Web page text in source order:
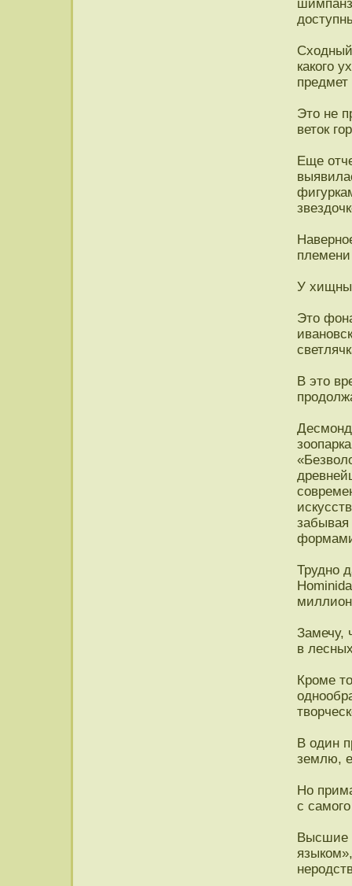
какого
предмет
Это не
веток
Еще
племени
У
Это
В это
Десмонд
забывая
Трудно
Замечу,
в
Кроме
В один
землю,
Но
с
Высшие